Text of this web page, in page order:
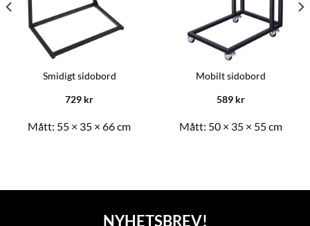
Smidigt sidobord
729 kr
Mått: 55 × 35 × 66 cm
Mobilt sidobord
589 kr
Mått: 50 × 35 × 55 cm
NYHETSBREV!